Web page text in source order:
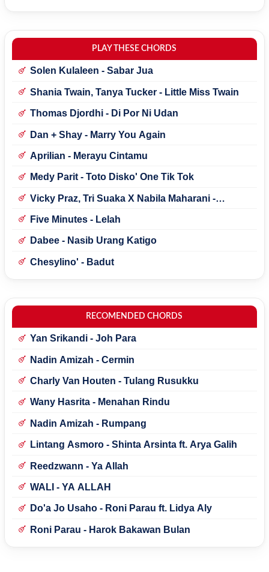
PLAY THESE CHORDS
Solen Kulaleen - Sabar Jua
Shania Twain, Tanya Tucker - Little Miss Twain
Thomas Djordhi - Di Por Ni Udan
Dan + Shay - Marry You Again
Aprilian - Merayu Cintamu
Medy Parit - Toto Disko' One Tik Tok
Vicky Praz, Tri Suaka X Nabila Maharani -
Five Minutes - Lelah
Dabee - Nasib Urang Katigo
Chesylino' - Badut
RECOMENDED CHORDS
Yan Srikandi - Joh Para
Nadin Amizah - Cermin
Charly Van Houten - Tulang Rusukku
Wany Hasrita - Menahan Rindu
Nadin Amizah - Rumpang
Lintang Asmoro - Shinta Arsinta ft. Arya Galih
Reedzwann - Ya Allah
WALI - YA ALLAH
Do'a Jo Usaho - Roni Parau ft. Lidya Aly
Roni Parau - Harok Bakawan Bulan